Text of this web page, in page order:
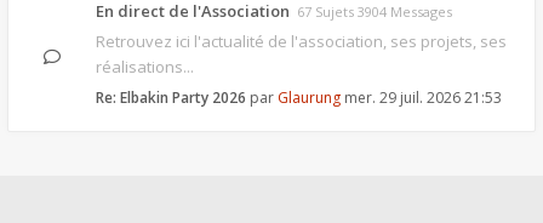
En direct de l'Association 67 Sujets 3904 Messages
Retrouvez ici l'actualité de l'association, ses projets, ses
réalisations...
Re: Elbakin Party 2026 par Glaurung mer. 29 juil. 2026 21:53